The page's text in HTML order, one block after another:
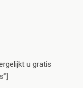
u gratis